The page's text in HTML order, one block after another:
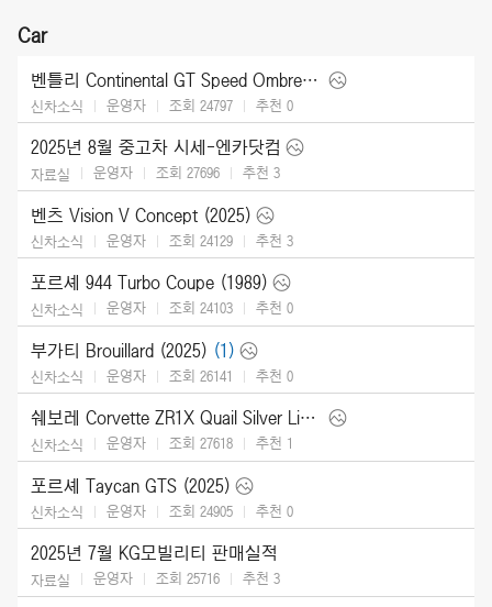
Car
벤틀리 Continental GT Speed Ombre by Mulliner (2025)
신차소식 운영자 조회 24797 추천 0
2025년 8월 중고차 시세-엔카닷컴
자료실 운영자 조회 27696 추천 3
벤츠 Vision V Concept (2025)
신차소식 운영자 조회 24129 추천 3
포르셰 944 Turbo Coupe (1989)
신차소식 운영자 조회 24103 추천 0
부가티 Brouillard (2025) (1)
신차소식 운영자 조회 26141 추천 0
쉐보레 Corvette ZR1X Quail Silver Limited Edition (2026)
신차소식 운영자 조회 27618 추천 1
포르셰 Taycan GTS (2025)
신차소식 운영자 조회 24905 추천 0
2025년 7월 KG모빌리티 판매실적
자료실 운영자 조회 25716 추천 3